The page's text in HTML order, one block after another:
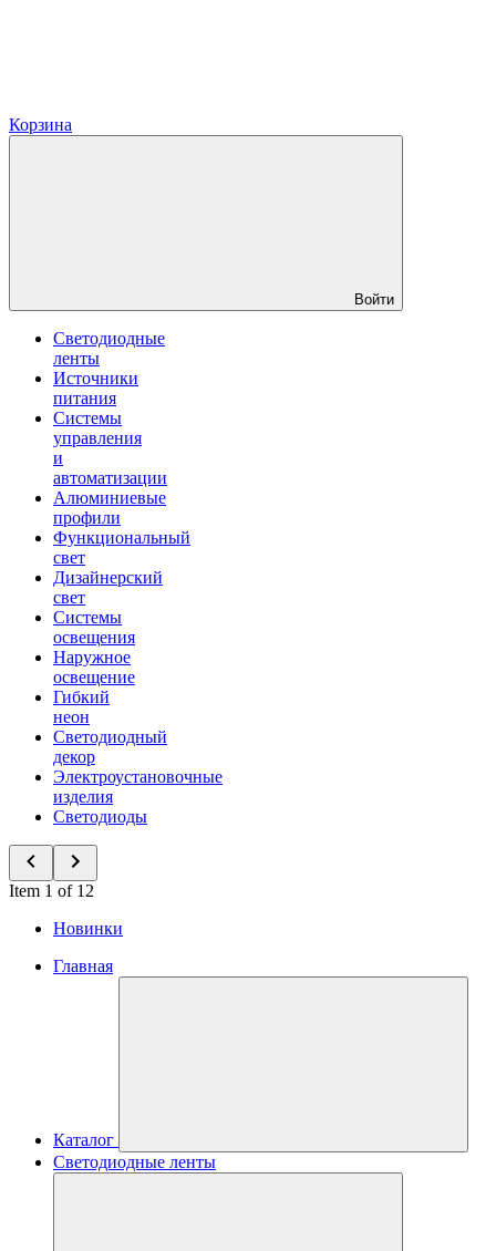
Корзина
Войти
Светодиодные
ленты
Источники
питания
Системы
управления
и
автоматизации
Алюминиевые
профили
Функциональный
свет
Дизайнерский
свет
Системы
освещения
Наружное
освещение
Гибкий
неон
Светодиодный
декор
Электроустановочные
изделия
Светодиоды
Item 1 of 12
Новинки
Главная
Каталог
Светодиодные ленты